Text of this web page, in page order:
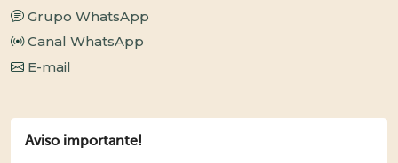
Grupo WhatsApp
Canal WhatsApp
E-mail
Aviso importante!